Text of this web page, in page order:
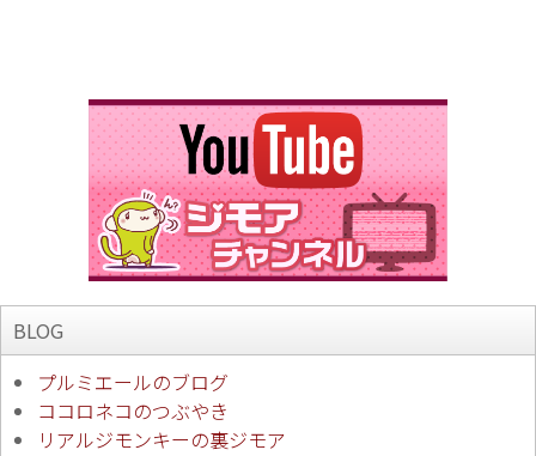
BLOG
プルミエールのブログ
ココロネコのつぶやき
リアルジモンキーの裏ジモア